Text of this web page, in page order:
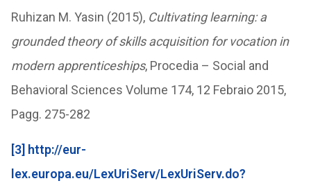
Ruhizan M. Yasin (2015), Cultivating learning: a
grounded theory of skills acquisition for vocation in
modern apprenticeships, Procedia – Social and
Behavioral Sciences Volume 174, 12 Febraio 2015,
Pagg. 275-282
[3] http://eur-
lex.europa.eu/LexUriServ/LexUriServ.do?